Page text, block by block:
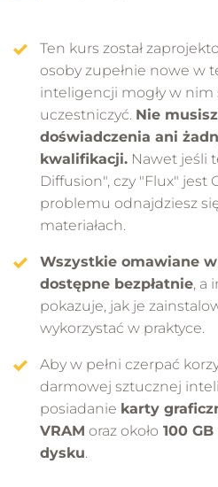
Ten kurs został
osoby zupełnie nowe w
inteligencji mogły w
uczestniczyć. Nie
doświadczenia ani
kwalifikacji. Nawet jeśli
Diffusion", czy "Flux" jest
problemu odnajdziesz
materiałach.
Wszystkie omawiane
dostępne bezpłatnie, a
pokazuje, jak je
wykorzystać w praktyce.
Aby w pełni czerpać
darmowej sztucznej
posiadanie karty
VRAM oraz około 100
dysku.